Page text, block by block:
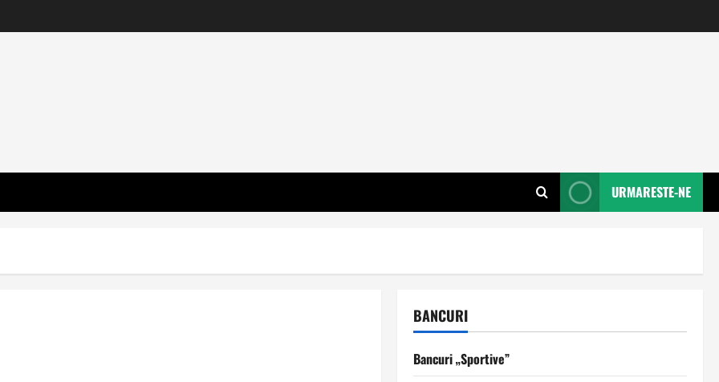
URMARESTE-NE
BANCURI
Bancuri „Sportive”